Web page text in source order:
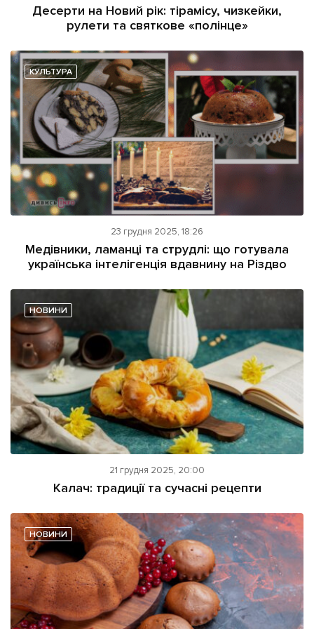
Десерти на Новий рік: тірамісу, чизкейки,
рулети та святкове «полінце»
КУЛЬТУРА
23 грудня 2025, 18:26
Медівники, ламанці та струдлі: що готувала
українська інтелігенція вдавнину на Різдво
НОВИНИ
21 грудня 2025, 20:00
Калач: традиції та сучасні рецепти
НОВИНИ